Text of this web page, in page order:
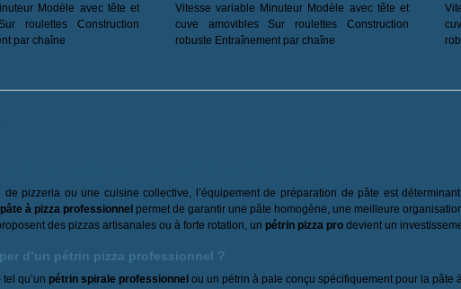
Modèle avec tête et
roulettes Construction
par chaîne
Vitesse variable Minuteur Modèle avec tête et
cuve amovibles Sur roulettes Construction
robuste Entraînement par chaîne
de pizzeria ou une cuisine collective, l’équipement de préparation de pâte est
à pizza professionnel permet de garantir une pâte homogène, une meilleure
des pizzas artisanales ou à forte rotation, un pétrin pizza pro devient un
d’un pétrin pizza professionnel ?
qu’un pétrin spirale professionnel ou un pétrin à pale conçu spécifiquement pour la pâte